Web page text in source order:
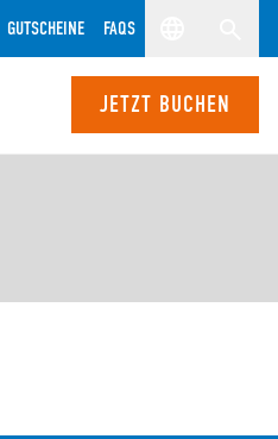
GUTSCHEINE FAQS
JETZT BUCHEN